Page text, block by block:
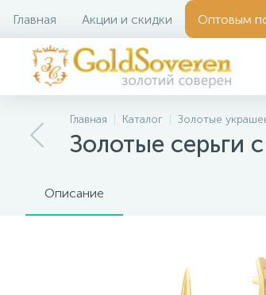
Главная Акции и скидки Оптовым
Главная Каталог Золотые
Золотые серьги
Описание